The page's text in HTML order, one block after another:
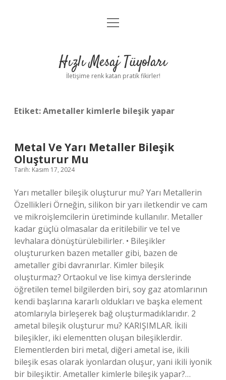
Anasayfa
Yasal Uyarı
menüyü
Hızlı Mesaj Tüyoları
İletişime renk katan pratik fikirler!
Etiket:Ametaller kimlerle bileşik yapar
Metal Ve Yarı Metaller Bileşik
Oluşturur Mu
Tarih: Kasım 17, 2024
Yarı metaller bileşik oluşturur mu? Yarı Metallerin
Özellikleri Örneğin, silikon bir yarı iletkendir ve cam
ve mikroişlemcilerin üretiminde kullanılır. Metaller
kadar güçlü olmasalar da eritilebilir ve tel ve
levhalara dönüştürülebilirler. • Bileşikler
oluştururken bazen metaller gibi, bazen de
ametaller gibi davranırlar. Kimler bileşik
oluşturmaz? Ortaokul ve lise kimya derslerinde
öğretilen temel bilgilerden biri, soy gaz atomlarının
kendi başlarına kararlı oldukları ve başka element
atomlarıyla birleşerek bağ oluşturmadıklarıdır. 2
ametal bileşik oluşturur mu? KARIŞIMLAR. İkili
bileşikler, iki elementten oluşan bileşiklerdir.
Elementlerden biri metal, diğeri ametal ise, ikili
bileşik esas olarak iyonlardan oluşur, yani ikili iyonik
bir bileşiktir. Ametaller kimlerle bileşik yapar?…